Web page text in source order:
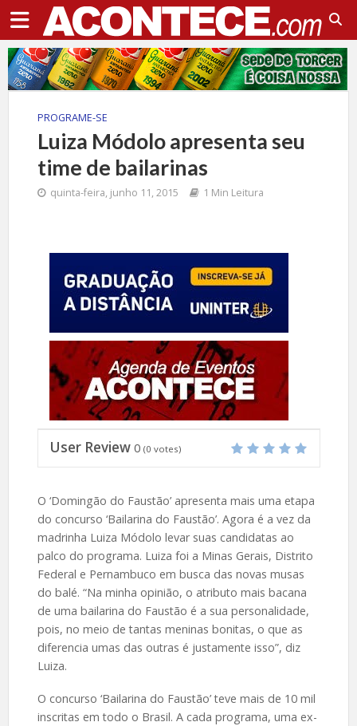
PROGRAME-SE
Luiza Módolo apresenta seu
time de bailarinas
quinta-feira, junho 11, 2015 1 Min Leitura
User Review 0 (0 votes)
O ‘Domingão do Faustão’ apresenta mais uma etapa
do concurso ‘Bailarina do Faustão’. Agora é a vez da
madrinha Luiza Módolo levar suas candidatas ao
palco do programa. Luiza foi a Minas Gerais, Distrito
Federal e Pernambuco em busca das novas musas
do balé. “Na minha opinião, o atributo mais bacana
de uma bailarina do Faustão é a sua personalidade,
pois, no meio de tantas meninas bonitas, o que as
diferencia umas das outras é justamente isso”, diz
Luiza.
O concurso ‘Bailarina do Faustão’ teve mais de 10 mil
inscritas em todo o Brasil. A cada programa, uma ex-